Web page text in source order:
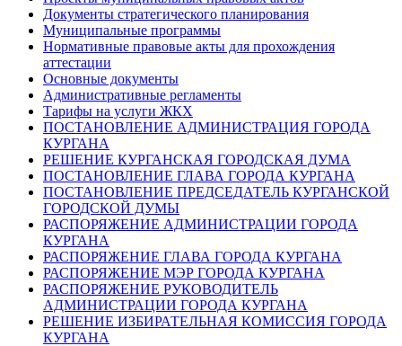
Документы стратегического планирования
Муниципальные программы
Нормативные правовые акты для прохождения
аттестации
Основные документы
Административные регламенты
Тарифы на услуги ЖКХ
ПОСТАНОВЛЕНИЕ АДМИНИСТРАЦИЯ ГОРОДА
КУРГАНА
РЕШЕНИЕ КУРГАНСКАЯ ГОРОДСКАЯ ДУМА
ПОСТАНОВЛЕНИЕ ГЛАВА ГОРОДА КУРГАНА
ПОСТАНОВЛЕНИЕ ПРЕДСЕДАТЕЛЬ КУРГАНСКОЙ
ГОРОДСКОЙ ДУМЫ
РАСПОРЯЖЕНИЕ АДМИНИСТРАЦИИ ГОРОДА
КУРГАНА
РАСПОРЯЖЕНИЕ ГЛАВА ГОРОДА КУРГАНА
РАСПОРЯЖЕНИЕ МЭР ГОРОДА КУРГАНА
РАСПОРЯЖЕНИЕ РУКОВОДИТЕЛЬ
АДМИНИСТРАЦИИ ГОРОДА КУРГАНА
РЕШЕНИЕ ИЗБИРАТЕЛЬНАЯ КОМИССИЯ ГОРОДА
КУРГАНА